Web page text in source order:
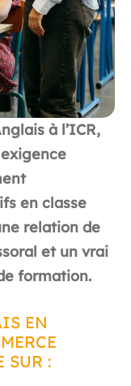
à l’ICR,
en classe
relation de
et un vrai
formation.
EN
SUR :